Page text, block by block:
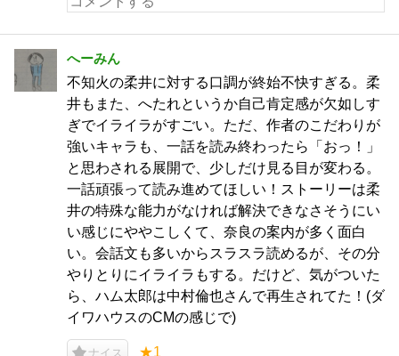
へーみん
不知火の柔井に対する口調が終始不快すぎる。柔
井もまた、へたれというか自己肯定感が欠如しす
ぎでイライラがすごい。ただ、作者のこだわりが
強いキャラも、一話を読み終わったら「おっ！」
と思わされる展開で、少しだけ見る目が変わる。
一話頑張って読み進めてほしい！ストーリーは柔
井の特殊な能力がなければ解決できなさそうにい
い感じにややこしくて、奈良の案内が多く面白
い。会話文も多いからスラスラ読めるが、その分
やりとりにイライラもする。だけど、気がついた
ら、ハム太郎は中村倫也さんで再生されてた！(ダ
イワハウスのCMの感じで)
ナイス ★1